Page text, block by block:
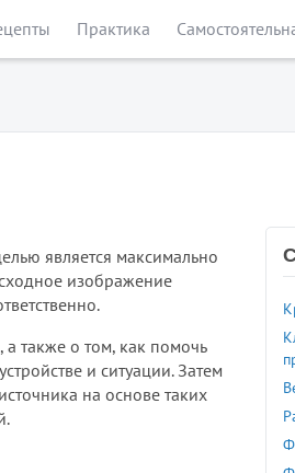
Практика
является максимально
изображение
, а также о том, как помочь
и ситуации. Затем
на основе таких